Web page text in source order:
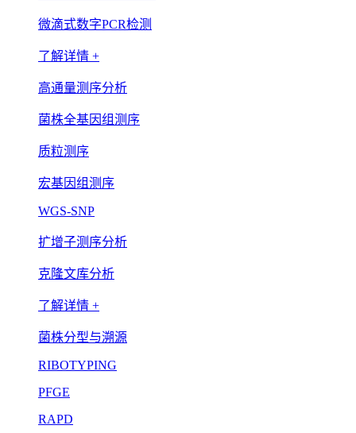
微滴式数字PCR检测
了解详情 +
高通量测序分析
菌株全基因组测序
质粒测序
宏基因组测序
WGS-SNP
扩增子测序分析
克隆文库分析
了解详情 +
菌株分型与溯源
RIBOTYPING
PFGE
RAPD